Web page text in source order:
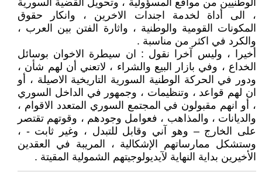
الوطنيين من مواقع المسؤولية ، وتحويل القضية السورية
، الى أداة لخدمة اجندات الاخرين ، وانكار حقوق
المكونات القومية والوطنية ، واثارة الفتن بين العرب ،
والكرد في اكثر من مناسبة .
أخيرا ، وليس آخرا نقول : ان سيطرة الاخوان بوسائل
الخداع ، وفي بازار البيع والشراء ، لاتعني أن لهم شأن ،
ودور في الحركة الوطنية السورية التاريخية الاصيلة ، أو
ان لهم قواعد ، وتنظيمات ، وجمهور في الداخل السوري
، أو انهم مقبولون في المجتمع السوري المتعدد الاقوام ،
والديانات ، والمذاهب ، فعوامل وجودهم ، وقوتهم تقتصر
على الخارج – وهو آني وقابل للتبدل ، وغير ثابت - ،
وستشكل ممارساتهم الإشكالية ، المريبة في العقدين
الأخيرين بداية النهاية لآيديولوجيتهم الشمولية المقيتة .